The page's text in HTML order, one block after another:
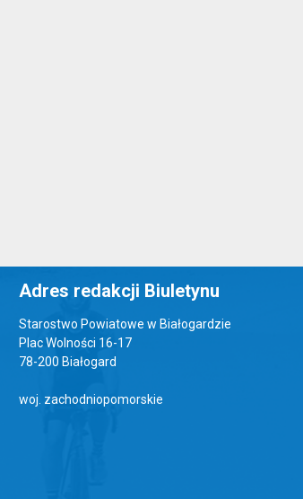
Adres redakcji Biuletynu
Starostwo Powiatowe w Białogardzie
Plac Wolności 16-17
78-200 Białogard
woj. zachodniopomorskie